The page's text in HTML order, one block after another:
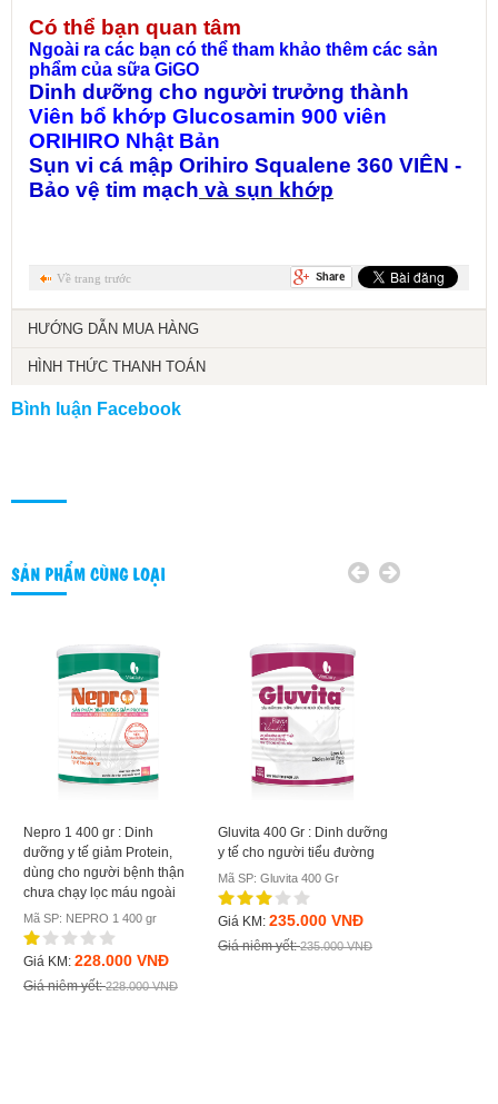
Có thể bạn quan tâm
Ngoài ra các bạn có thể tham khảo thêm các sản
phẩm của sữa GiGO
Dinh dưỡng cho người trưởng thành
Viên bổ khớp Glucosamin 900 viên
ORIHIRO Nhật Bản
Sụn vi cá mập Orihiro Squalene 360 VIÊN -
Bảo vệ tim mạch và sụn khớp
Về trang trước
HƯỚNG DẪN MUA HÀNG
HÌNH THỨC THANH TOÁN
Bình luận Facebook
SẢN PHẨM CÙNG LOẠI
Nepro 1 400 gr : Dinh
dưỡng y tế giảm Protein,
dùng cho người bệnh thận
chưa chạy lọc máu ngoài
Mã SP: NEPRO 1 400 gr
Giá KM: 228.000 VNĐ
Giá niêm yết:228.000 VNĐ
Gluvita 400 Gr : Dinh dưỡng
y tế cho người tiểu đường
Mã SP: Gluvita 400 Gr
Giá KM: 235.000 VNĐ
Giá niêm yết:235.000 VNĐ